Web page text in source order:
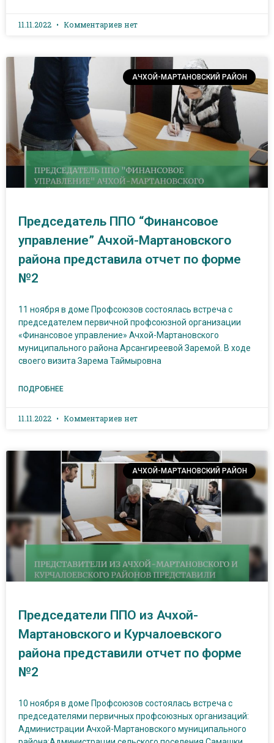
11.11.2022 Комментариев нет
АЧХОЙ-МАРТАНОВСКИЙ РАЙОН
Председатель ППО “Финансовое
управление” Ачхой-Мартановского
района представила отчет по форме
№2
11 ноября в доме Профсоюзов состоялась встреча с
председателем первичной профсоюзной организации
«Финансовое управление» Ачхой-Мартановского
муниципального района Арсангиреевой Заремой. В ходе
своего визита Зарема Таймыровна
ПОДРОБНЕЕ
11.11.2022 Комментариев нет
АЧХОЙ-МАРТАНОВСКИЙ РАЙОН
Председатели ППО из Ачхой-
Мартановского и Курчалоевского
района представили отчет по форме
№2
10 ноября в доме Профсоюзов состоялась встреча с
председателями первичных профсоюзных организаций:
Администрации Ачхой-Мартановского муниципального